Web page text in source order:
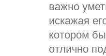
важно
искажая
котором
отлично